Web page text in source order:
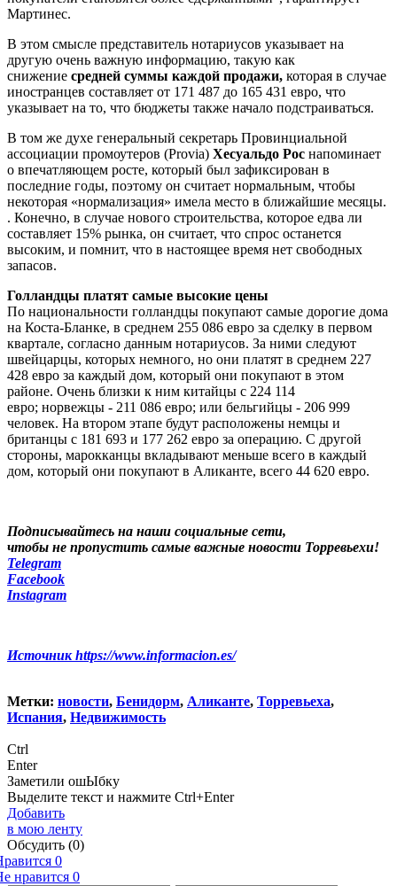
Мартинес.
В этом смысле представитель нотариусов указывает на
другую очень важную информацию, такую ​​как
снижение средней суммы каждой продажи, которая в случае
иностранцев составляет от 171 487 до 165 431 евро, что
указывает на то, что бюджеты также начало подстраиваться.
В том же духе генеральный секретарь Провинциальной
ассоциации промоутеров (Provia) Хесуальдо Рос напоминает
о впечатляющем росте, который был зафиксирован в
последние годы, поэтому он считает нормальным, чтобы
некоторая «нормализация» имела место в ближайшие месяцы.
. Конечно, в случае нового строительства, которое едва ли
составляет 15% рынка, он считает, что спрос останется
высоким, и помнит, что в настоящее время нет свободных
запасов.
Голландцы платят самые высокие цены
По национальности голландцы покупают самые дорогие дома
на Коста-Бланке, в среднем 255 086 евро за сделку в первом
квартале, согласно данным нотариусов. За ними следуют
швейцарцы, которых немного, но они платят в среднем 227
428 евро за каждый дом, который они покупают в этом
районе. Очень близки к ним китайцы с 224 114
евро; норвежцы - 211 086 евро; или бельгийцы - 206 999
человек. На втором этапе будут расположены немцы и
британцы с 181 693 и 177 262 евро за операцию. С другой
стороны, марокканцы вкладывают меньше всего в каждый
дом, который они покупают в Аликанте, всего 44 620 евро.
Подписывайтесь на наши социальные сети,
чтобы не пропустить самые важные новости Торревьехи!
Telegram
Facebook
Instagram
Источник https://www.informacion.es/
Метки: новости, Бенидорм, Аликанте, Торревьеха,
Испания, Недвижимость
Ctrl
Enter
Заметили ошЫбку
Выделите текст и нажмите Ctrl+Enter
Добавить
в мою ленту
Обсудить (0)
0
нравится 0